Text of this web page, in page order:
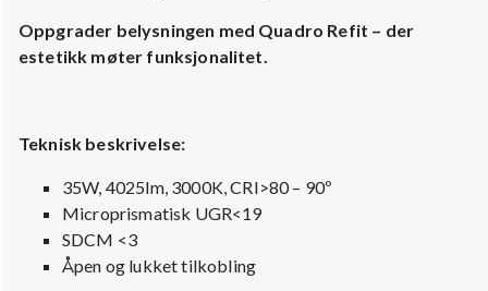
Oppgrader belysningen med Quadro Refit – der
estetikk møter funksjonalitet.
Teknisk beskrivelse:
35W, 4025lm, 3000K, CRI>80 – 90º
Microprismatisk UGR<19
SDCM <3
Åpen og lukket tilkobling